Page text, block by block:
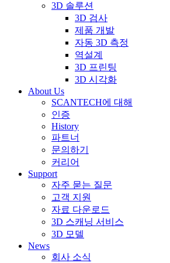
3D 솔루션
3D 검사
제품 개발
자동 3D 측정
역설계
3D 프린팅
3D 시각화
About Us
SCANTECH에 대해
인증
History
파트너
문의하기
커리어
Support
자주 묻는 질문
고객 지원
자료 다운로드
3D 스캐닝 서비스
3D 모델
News
회사 소식